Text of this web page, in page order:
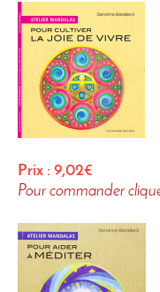
Prix : 9,02€
Pour commander